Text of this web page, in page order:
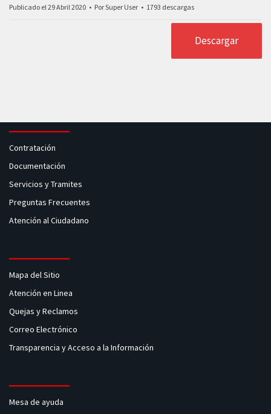
Publicado el 29 Abril 2020
PorSuper User 1793 descargas
Descargar
Contratación
Documentación
Servicios y Tramites
Preguntas Frecuentes
Atención al Ciudadano
Mapa del Sitio
Atención en Linea
Quejas y Reclamos
Correo Electrónico
Transparencia y Acceso a la Información
Mesa de ayuda